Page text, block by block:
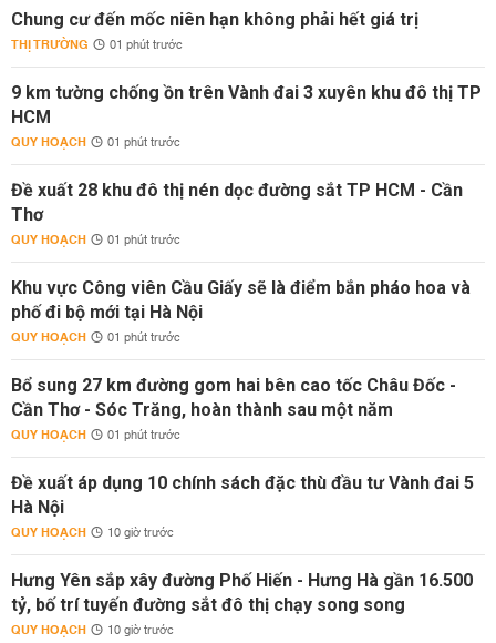
Chung cư đến mốc niên hạn không phải hết giá trị
THỊ TRƯỜNG 01 phút trước
9 km tường chống ồn trên Vành đai 3 xuyên khu đô thị TP
HCM
QUY HOẠCH 01 phút trước
Đề xuất 28 khu đô thị nén dọc đường sắt TP HCM - Cần
Thơ
QUY HOẠCH 01 phút trước
Khu vực Công viên Cầu Giấy sẽ là điểm bắn pháo hoa và
phố đi bộ mới tại Hà Nội
QUY HOẠCH 01 phút trước
Bổ sung 27 km đường gom hai bên cao tốc Châu Đốc -
Cần Thơ - Sóc Trăng, hoàn thành sau một năm
QUY HOẠCH 01 phút trước
Đề xuất áp dụng 10 chính sách đặc thù đầu tư Vành đai 5
Hà Nội
QUY HOẠCH 10 giờ trước
Hưng Yên sắp xây đường Phố Hiến - Hưng Hà gần 16.500
tỷ, bố trí tuyến đường sắt đô thị chạy song song
QUY HOẠCH 10 giờ trước